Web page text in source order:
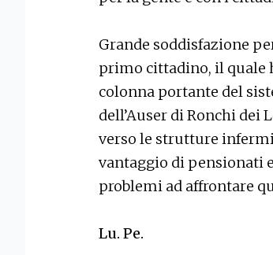
Grande soddisfazione
primo cittadino, il quale
colonna portante del
dell’Auser di Ronchi
verso le strutture
vantaggio di pensionati
problemi ad affrontare
Lu. Pe.